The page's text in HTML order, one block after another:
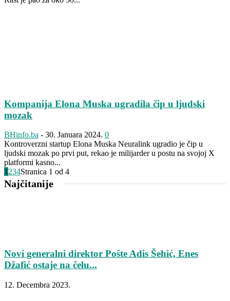
Kompanija Elona Muska ugradila čip u ljudski
mozak
BHinfo.ba - 30. Januara 2024. 0
Kontroverzni startup Elona Muska Neuralink ugradio je čip u
ljudski mozak po prvi put, rekao je milijarder u postu na svojoj X
platformi kasno...
1234Stranica 1 od 4
Najčitanije
Novi generalni direktor Pošte Adis Šehić, Enes
Džafić ostaje na čelu...
12. Decembra 2023.